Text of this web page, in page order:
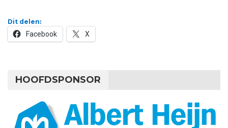
Dit delen:
Facebook X
HOOFDSPONSOR